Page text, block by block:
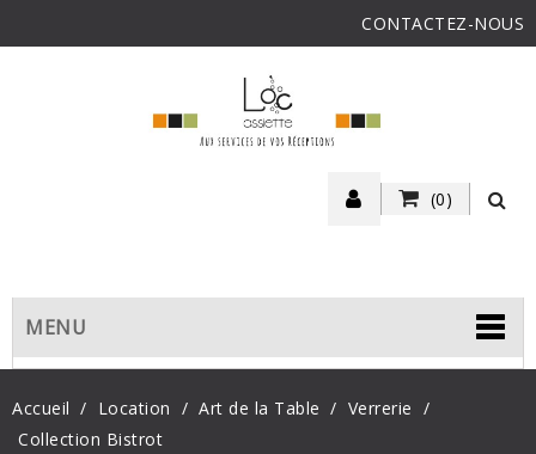
CONTACTEZ-NOUS
(0)
MENU
Accueil Location Art de la Table
Verrerie
Collection Bistrot